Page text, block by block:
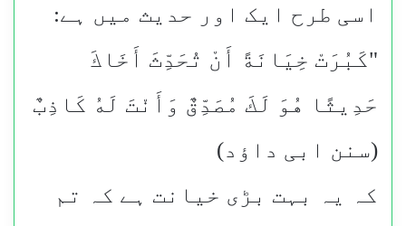
اسی طرح ایک اور حدیث میں ہے:
"کَبُرَتْ خِيَانَةً أَنْ تُحَدِّثَ أَخَاكَ
حَدِيثًا هُوَ لَكَ مُصَدِّقٌ وَأَنْتَ لَهُ كَاذِبٌ
(سنن ابی داؤد)
کہ یہ بہت بڑی خیانت ہے کہ تم